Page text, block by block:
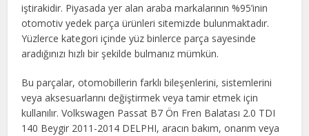
iştirakidir. Piyasada yer alan araba markalarının %95’inin
otomotiv yedek parça ürünleri sitemizde bulunmaktadır.
Yüzlerce kategori içinde yüz binlerce parça sayesinde
aradığınızı hızlı bir şekilde bulmanız mümkün.
Bu parçalar, otomobillerin farklı bileşenlerini, sistemlerini
veya aksesuarlarını değiştirmek veya tamir etmek için
kullanılır. Volkswagen Passat B7 Ön Fren Balatası 2.0 TDI
140 Beygir 2011-2014 DELPHI, aracın bakım, onarım veya